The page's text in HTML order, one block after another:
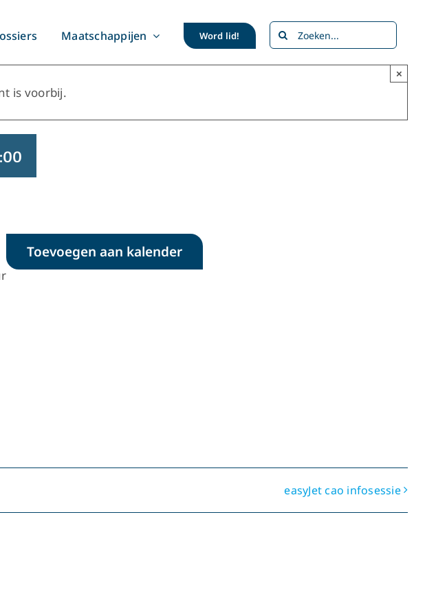
Maatschappijen Word lid!
Zoeken
naar:
is voorbij.
×
Toevoegen aan kalender
easyJet cao infosessie